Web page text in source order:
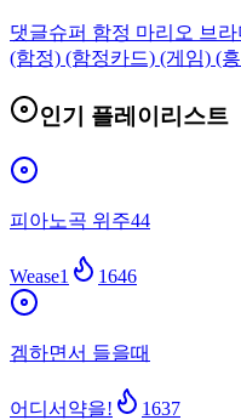
댓글슈퍼 함정 마리오 브
(함정) (함정카드) (게임) (
인기 플레이리스트
피아노곡 위주44
Wease1 1646
겜하면서 들을때
어디서약을! 1637